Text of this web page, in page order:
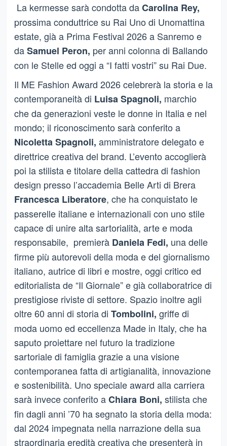
La kermesse sarà condotta daCarolina Rey,
prossima conduttrice su Rai Uno di Unomattina
estate, già a Prima Festival 2026 a Sanremo e
daSamuel Peron, per anni colonna di Ballando
con le Stelle ed oggi a “I fatti vostri” su Rai Due.
Il ME Fashion Award 2026 celebrerà la storia e la
contemporaneità di Luisa Spagnoli, marchio
che da generazioni veste le donne in Italia e nel
mondo; il riconoscimento sarà conferito a
Nicoletta Spagnoli, amministratore delegato e
direttrice creativa del brand. L’evento accoglierà
poi la stilista e titolare della cattedra di fashion
design presso l’accademia Belle Arti di Brera
Francesca Liberatore, che ha conquistato le
passerelle italiane e internazionali con uno stile
capace di unire alta sartorialità, arte e moda
responsabile, premierà Daniela Fedi, una delle
firme più autorevoli della moda e del giornalismo
italiano, autrice di libri e mostre, oggi critico ed
editorialista de “Il Giornale” e già collaboratrice di
prestigiose riviste di settore. Spazio inoltre agli
oltre 60 anni di storia di Tombolini, griffe di
moda uomo ed eccellenza Made in Italy, che ha
saputo proiettare nel futuro la tradizione
sartoriale di famiglia grazie a una visione
contemporanea fatta di artigianalità, innovazione
e sostenibilità. Uno speciale award alla carriera
sarà invece conferito aChiara Boni, stilista che
fin dagli anni ’70 ha segnato la storia della moda:
dal 2024 impegnata nella narrazione della sua
straordinaria eredità creativa che presenterà in